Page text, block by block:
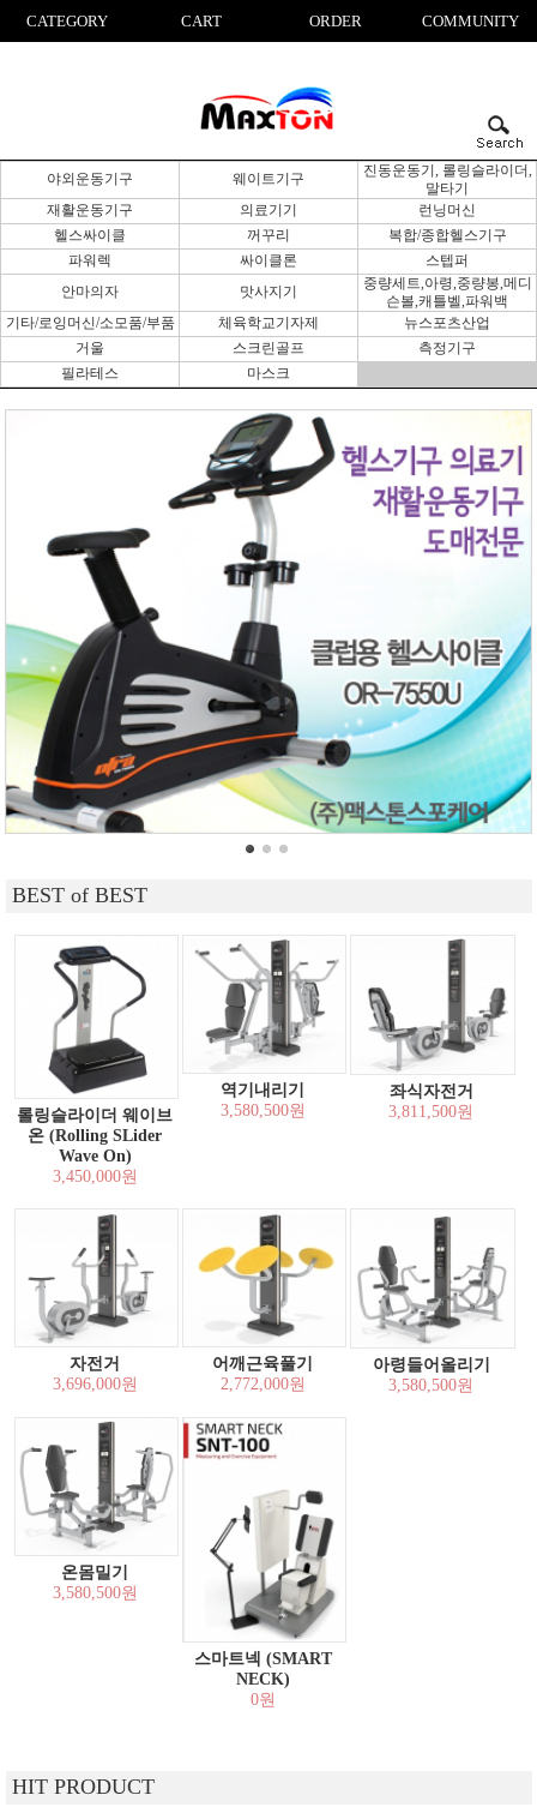
CATEGORY CART ORDER COMMUNITY
야외운동기구 웨이트기구
진동운동기, 롤링슬라이더,
말타기
재활운동기구
의료기기
런닝머신
헬스싸이클
꺼꾸리
복합/종합헬스기구
파워렉
싸이클론
스텝퍼
안마의자
맛사지기
중량세트,아령,중량봉,메디
슨볼,캐틀벨,파워백
기타/로잉머신/소모품/부품
체육학교기자제
뉴스포츠산업
거울
스크린골프
측정기구
필라테스
마스크
BEST of BEST
롤링슬라이더 웨이브
온 (Rolling SLider
Wave On)
3,450,000원
역기내리기
3,580,500원
좌식자전거
3,811,500원
자전거
3,696,000원
어깨근육풀기
2,772,000원
아령들어올리기
3,580,500원
온몸밀기
3,580,500원
스마트넥 (SMART
NECK)
0원
HIT PRODUCT